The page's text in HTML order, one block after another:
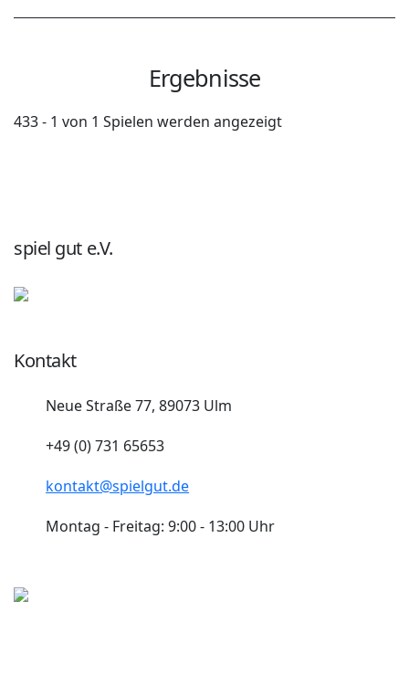
Ergebnisse
433 - 1 von 1 Spielen werden angezeigt
spiel gut e.V.
Kontakt
Neue Straße 77, 89073 Ulm
+49 (0) 731 65653
kontakt@spielgut.de
Montag - Freitag: 9:00 - 13:00 Uhr